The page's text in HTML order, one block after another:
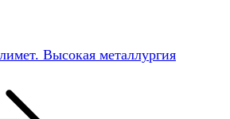
Высокая металлургия